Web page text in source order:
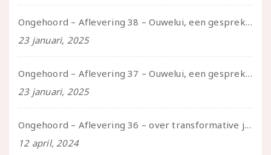
Ongehoord – Aflevering 38 – Ouwelui, een gesprek met vreer over behoefte aan geborgenheid en het behouden van je idealen
23 januari, 2025
Ongehoord – Aflevering 37 – Ouwelui, een gesprek met non over seksualiteit, transitie en ageism
23 januari, 2025
Ongehoord – Aflevering 36 – over transformative justice – in gesprek met Ella en carson
12 april, 2024